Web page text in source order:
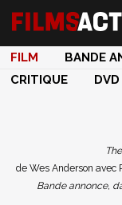
FILM BANDE
CRITIQUE
de Wes Anderson avec
Bande annonce,